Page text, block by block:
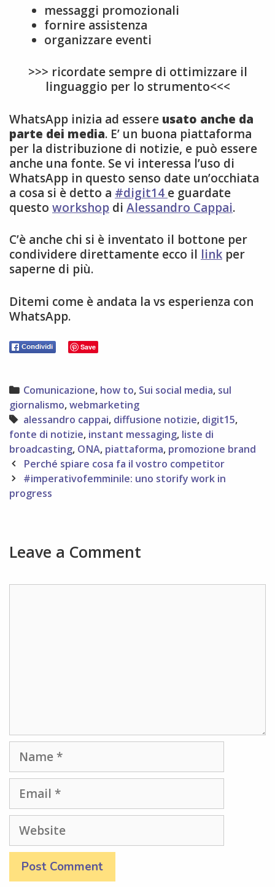
messaggi promozionali
fornire assistenza
organizzare eventi
>>> ricordate sempre di ottimizzare il
linguaggio per lo strumento<<<
WhatsApp inizia ad essere usato anche da
parte dei media. E’ un buona piattaforma
per la distribuzione di notizie, e può essere
anche una fonte. Se vi interessa l’uso di
WhatsApp in questo senso date un’occhiata
a cosa si è detto a #digit14 e guardate
questo workshop di Alessandro Cappai.
C’è anche chi si è inventato il bottone per
condividere direttamente ecco il link per
saperne di più.
Ditemi come è andata la vs esperienza con
WhatsApp.
Save
Categories
Comunicazione, how to, Sui social media, sul
giornalismo,webmarketing
Tags
alessandro cappai, diffusione notizie, digit15,
fonte di notizie, instant messaging, liste di
broadcasting, ONA, piattaforma, promozione brand
Post
navigation
Perché spiare cosa fa il vostro competitor
#imperativofemminile: uno storify work in
progress
Leave a Comment
Website